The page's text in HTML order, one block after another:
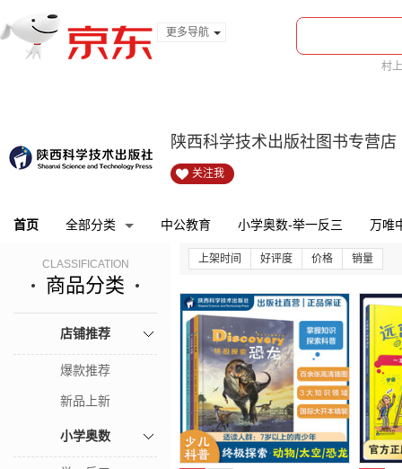
更多导航
村
陕西科学技术出版社图书专营店
关注我
首页 全部分类 中公教育 小学奥数-举一反三 万唯
CLASSIFICATION
商品分类
店铺推荐
爆款推荐
新品上新
小学奥数
上架时间 好评度 价格 销量